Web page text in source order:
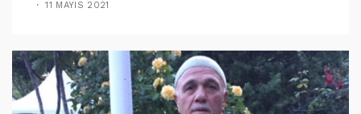
11 MAYIS 2021